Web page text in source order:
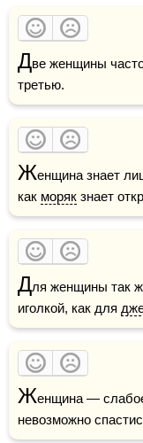
Две женщины
третью.
Женщина знает
как моряк знает
Для женщины так
иголкой, как для
Женщина —
невозможно